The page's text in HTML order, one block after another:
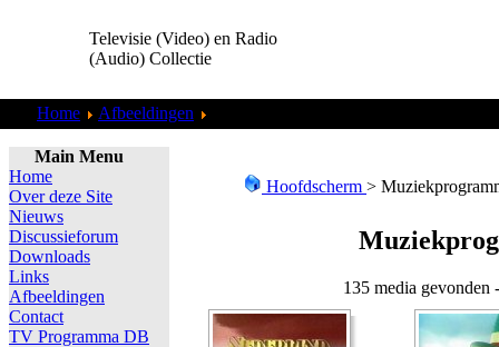
Televisie (Video) en Radio
(Audio) Collectie
Home Afbeeldingen
Main Menu
Home
Over deze Site
Nieuws
Discussieforum
Downloads
Links
Afbeeldingen
Contact
TV Programma DB
Hoofdscherm >
135 media gevonden